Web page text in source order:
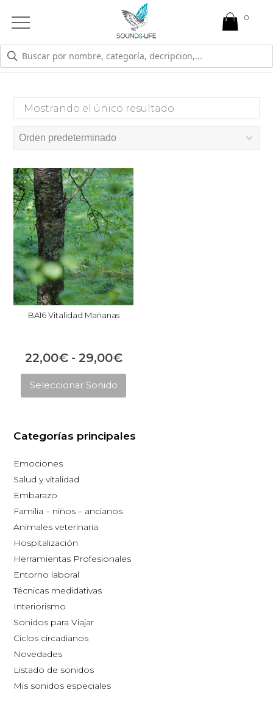
Open
Menu
16
Mostrando el único resultado
BA16 Vitalidad Mañanas
22,00€ - 29,00€Rango
de
precios:
22,00€
Seleccionar Sonido
Este
variantes.
página
Categorías principales
Emociones
Salud y vitalidad
Embarazo
Familia – niños – ancianos
Animales veterinaria
Hospitalización
Herramientas Profesionales
Entorno laboral
Técnicas medidativas
Interiorismo
Sonidos para Viajar
Ciclos circadianos
Novedades
Listado de sonidos
Mis sonidos especiales
0